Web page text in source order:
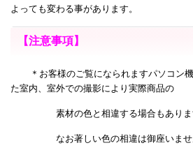
よっても変わる事があります。
【注意事項】
＊お客様のご覧になられますパソコン
た室内、室外での撮影により 実際商品の
素材の色と相違する場合もあります
なお著しい色の相違は御座いません